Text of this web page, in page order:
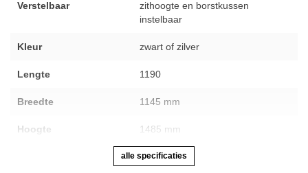
Verstelbaar
zithoogte en borstkussen
instelbaar
Kleur zwart of zilver
Lengte 1190
Breedte 1145 mm
Hoogte 1485 mm
alle specificaties